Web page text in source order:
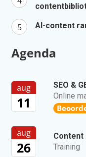
AI-content
Agenda
aug
11
SEO &
Online
aug
26
Content
Training